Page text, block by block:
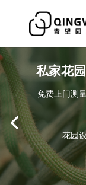
私家花
免费上门测
花园